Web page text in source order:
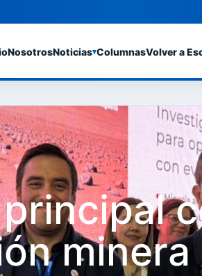
NosotrosNoticias▾ColumnasVolver a
minera